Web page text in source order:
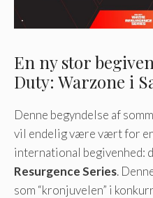
En ny stor
Duty: Warzone i
Denne begyndelse af
vil endelig være vært for
international begivenhed:
Resurgence Series.
som “kronjuvelen” i